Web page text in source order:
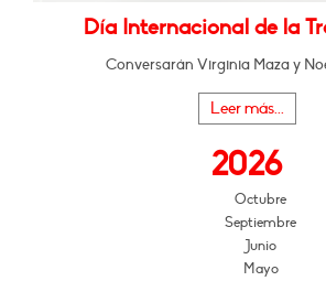
Día Internacional de la
Conversarán Virginia Maza y
Leer más...
2026
Octubre
Septiembre
Junio
Mayo